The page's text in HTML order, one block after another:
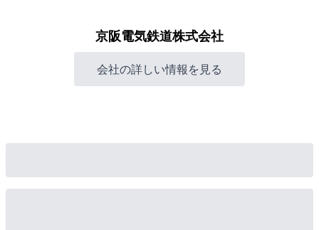
京阪電気鉄道株式会社
会社の詳しい情報を見る